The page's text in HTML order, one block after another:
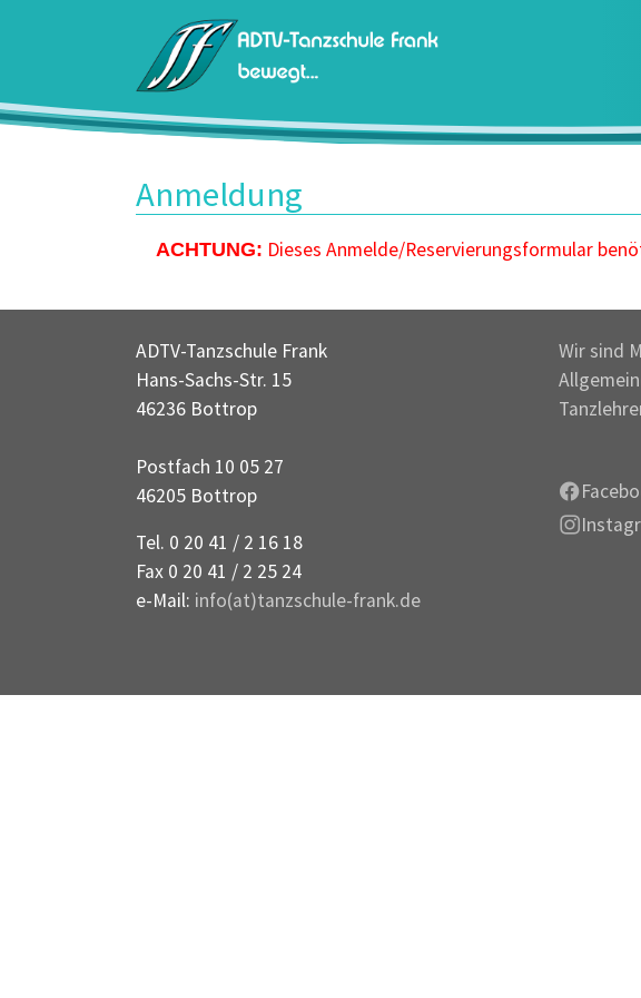
Zum Hauptinhalt springen
Anmeldung
ACHTUNG: Dieses Anmelde/Reservierungsformular
ADTV-Tanzschule Frank
Hans-Sachs-Str. 15
46236 Bottrop
Postfach 10 05 27
46205 Bottrop
Tel. 0 20 41 / 2 16 18
Fax 0 20 41 / 2 25 24
e-Mail: info(at)tanzschule-frank.de
Wir sind